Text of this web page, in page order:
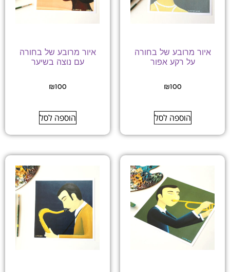
איור מרובע של בחורה
על רקע אפור
₪100
הוספה לסל
איור מרובע של בחורה
עם נוצה בשיער
₪100
הוספה לסל